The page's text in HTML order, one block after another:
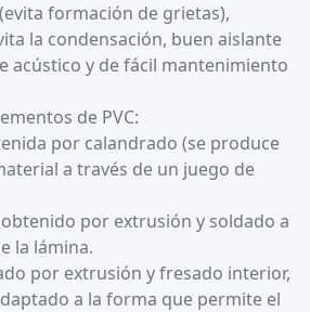
formación de grietas),
la condensación, buen aislante
acústico y de fácil mantenimiento
de PVC:
por calandrado (se produce
a través de un juego de
por extrusión y soldado a
la lámina.
por extrusión y fresado interior,
a la forma que permite el